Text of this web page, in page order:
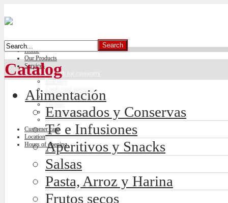
Home
Our Products
Services
Car park for customers
Butchery
Credit card payment
Freshly made bread
Lockers
Climate control
Customer care
Location
Hours of opening
Catalog
Alimentación
Envasados y Conservas
Té e Infusiones
Aperitivos y Snacks
Salsas
Pasta, Arroz y Harina
Frutos secos